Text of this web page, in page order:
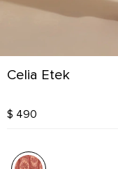
Celia Etek
$ 490